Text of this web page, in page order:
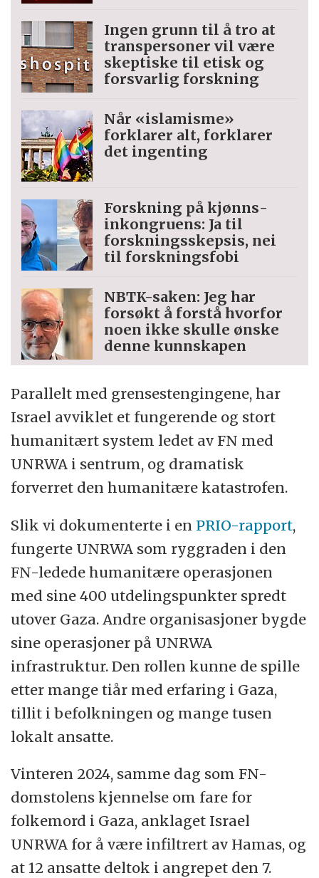
Ingen grunn til å tro at
trans­personer vil være
skeptiske til etisk og
forsvarlig forskning
Når «islamisme»
forklarer alt, forklarer
det ingenting
Forskning på kjønns­
inkongruens: Ja til
forskningsskepsis, nei
til forskningsfobi
NBTK-saken: Jeg har
forsøkt å forstå hvorfor
noen ikke skulle ønske
denne kunnskapen
Parallelt med grensestengingene, har
Israel avviklet et fungerende og stort
humanitært system ledet av FN med
UNRWA i sentrum, og dramatisk
forverret den humanitære katastrofen.
Slik vi dokumenterte i en PRIO-rapport,
fungerte UNRWA som ryggraden i den
FN-ledede humanitære operasjonen
med sine 400 utdelingspunkter spredt
utover Gaza. Andre organisasjoner bygde
sine operasjoner på UNRWA
infrastruktur. Den rollen kunne de spille
etter mange tiår med erfaring i Gaza,
tillit i befolkningen og mange tusen
lokalt ansatte.
Vinteren 2024, samme dag som FN-
domstolens kjennelse om fare for
folkemord i Gaza, anklaget Israel
UNRWA for å være infiltrert av Hamas, og
at 12 ansatte deltok i angrepet den 7.